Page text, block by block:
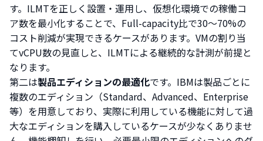
す。ILMTを正しく設置・運用し、仮想化環境での稼働コ
ア数を最小化することで、Full-capacity比で30〜70%の
コスト削減が実現できるケースがあります。VMの割り当
てvCPU数の見直しと、ILMTによる継続的な計測が前提と
なります。
第二は製品エディションの最適化です。IBMは製品ごとに
複数のエディション（Standard、Advanced、Enterprise
等）を用意しており、実際に利用している機能に対して過
大なエディションを購入しているケースが少なくありませ